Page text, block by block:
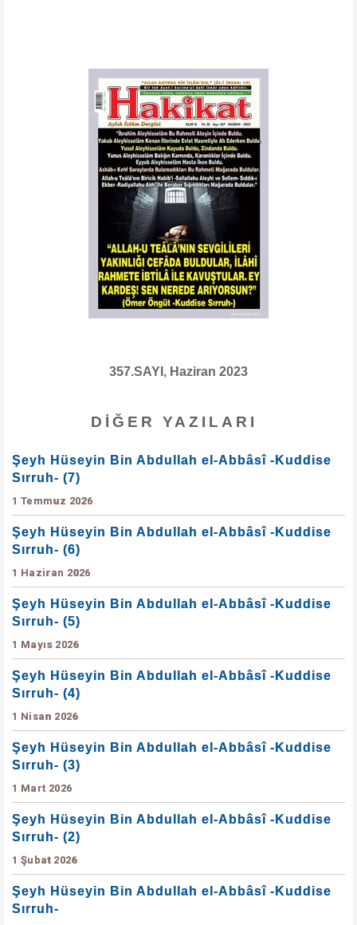
357.SAYI, Haziran 2023
DIĞER YAZILARI
Şeyh Hüseyin Bin Abdullah el-Abbâsî -Kuddise
Sırruh- (7)
1 Temmuz 2026
Şeyh Hüseyin Bin Abdullah el-Abbâsî -Kuddise
Sırruh- (6)
1 Haziran 2026
Şeyh Hüseyin Bin Abdullah el-Abbâsî -Kuddise
Sırruh- (5)
1 Mayıs 2026
Şeyh Hüseyin Bin Abdullah el-Abbâsî -Kuddise
Sırruh- (4)
1 Nisan 2026
Şeyh Hüseyin Bin Abdullah el-Abbâsî -Kuddise
Sırruh- (3)
1 Mart 2026
Şeyh Hüseyin Bin Abdullah el-Abbâsî -Kuddise
Sırruh- (2)
1 Şubat 2026
Şeyh Hüseyin Bin Abdullah el-Abbâsî -Kuddise
Sırruh-